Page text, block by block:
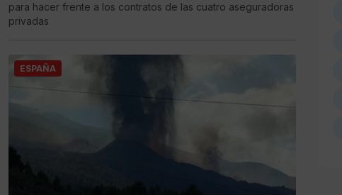
para hacer frente a los contratos de las cuatro aseguradoras
privadas
ESPAÑA